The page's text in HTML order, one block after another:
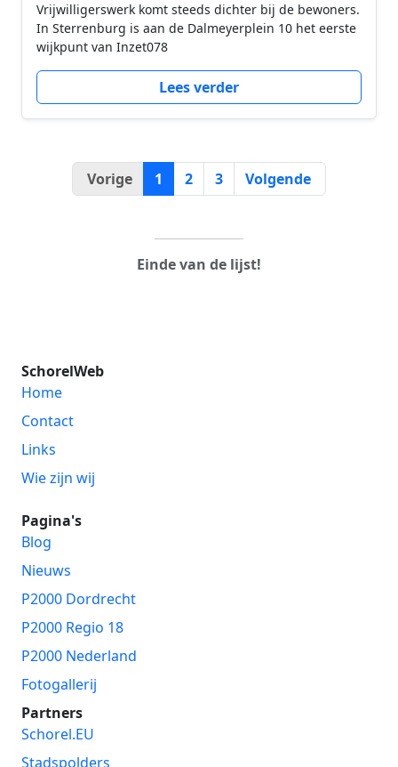
Vrijwilligerswerk komt steeds dichter bij de bewoners.
In Sterrenburg is aan de Dalmeyerplein 10 het eerste
wijkpunt van Inzet078
Lees verder
Vorige 1 2 3 Volgende
Einde van de lijst!
SchorelWeb
Home
Contact
Links
Wie zijn wij
Pagina's
Blog
Nieuws
P2000 Dordrecht
P2000 Regio 18
P2000 Nederland
Fotogallerij
Partners
Schorel.EU
Stadspolders